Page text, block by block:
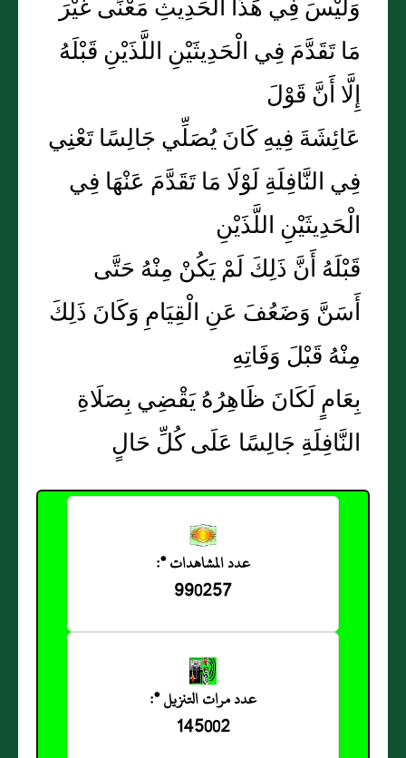
وَلَيْسَ فِي هَذَا الْحَدِيثِ مَعْنًى غَيْرَ
مَا تَقَدَّمَ فِي الْحَدِيثَيْنِ اللَّذَيْنِ قَبْلَهُ
إِلَّا أَنَّ قَوْلَ
عَائِشَةَ فِيهِ كَانَ يُصَلِّي جَالِسًا تَعْنِي
فِي النَّافِلَةِ لَوْلَا مَا تَقَدَّمَ عَنْهَا فِي
الْحَدِيثَيْنِ اللَّذَيْنِ
قَبْلَهُ أَنَّ ذَلِكَ لَمْ يَكُنْ مِنْهُ حَتَّى
أَسَنَّ وَضَعُفَ عَنِ الْقِيَامِ وَكَانَ ذَلِكَ
مِنْهُ قَبْلَ وَفَاتِهِ
بِعَامٍ لَكَانَ ظَاهِرُهُ يَقْضِي بِصَلَاةِ
النَّافِلَةِ جَالِسًا عَلَى كُلِّ حَالٍ
عدد المشاهدات *:
990257
عدد مرات التنزيل *:
145002